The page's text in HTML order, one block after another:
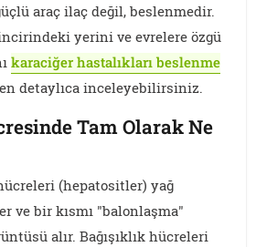
araç ilaç değil, beslenmedir.
yerini ve evrelere özgü
karaciğer hastalıkları beslenme
detaylıca inceleyebilirsiniz.
Tam Olarak Ne
(hepatositler) yağ
ve bir kısmı "balonlaşma"
alır. Bağışıklık hücreleri